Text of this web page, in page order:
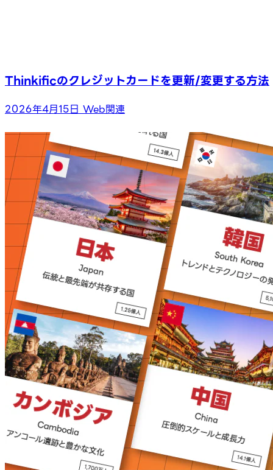
Thinkificのクレジットカードを更新/変更する方法
2026年4月15日 Web関連